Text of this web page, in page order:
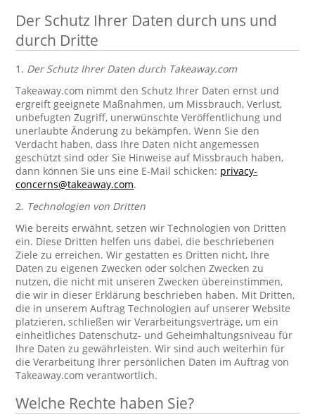
Der Schutz Ihrer Daten durch uns und
durch Dritte
1. Der Schutz Ihrer Daten durch Takeaway.com
Takeaway.com nimmt den Schutz Ihrer Daten ernst und
ergreift geeignete Maßnahmen, um Missbrauch, Verlust,
unbefugten Zugriff, unerwünschte Veröffentlichung und
unerlaubte Änderung zu bekämpfen. Wenn Sie den
Verdacht haben, dass Ihre Daten nicht angemessen
geschützt sind oder Sie Hinweise auf Missbrauch haben,
dann können Sie uns eine E-Mail schicken: privacy-
concerns@takeaway.com.
2. Technologien von Dritten
Wie bereits erwähnt, setzen wir Technologien von Dritten
ein. Diese Dritten helfen uns dabei, die beschriebenen
Ziele zu erreichen. Wir gestatten es Dritten nicht, Ihre
Daten zu eigenen Zwecken oder solchen Zwecken zu
nutzen, die nicht mit unseren Zwecken übereinstimmen,
die wir in dieser Erklärung beschrieben haben. Mit Dritten,
die in unserem Auftrag Technologien auf unserer Website
platzieren, schließen wir Verarbeitungsverträge, um ein
einheitliches Datenschutz- und Geheimhaltungsniveau für
Ihre Daten zu gewährleisten. Wir sind auch weiterhin für
die Verarbeitung Ihrer persönlichen Daten im Auftrag von
Takeaway.com verantwortlich.
Welche Rechte haben Sie?